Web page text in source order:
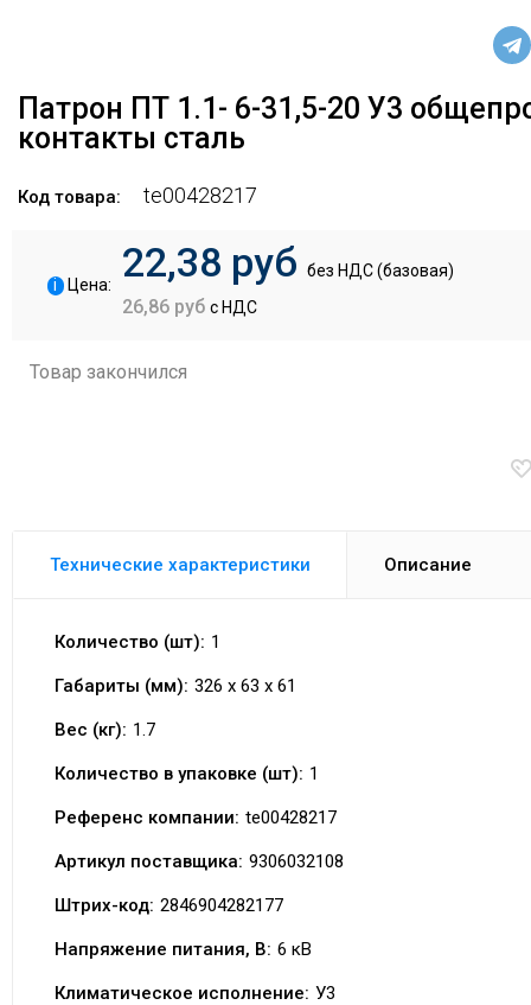
Патрон ПТ 1.1- 6-31,5-20 У3
контакты сталь
Код товара: te00428217
i Цена: 22,38 руб без НДС (базовая)
26,86 руб с НДС
Товар закончился
Технические характеристики Описание
Количество (шт): 1
Габариты (мм): 326 x 63 x 61
Вес (кг): 1.7
Количество в упаковке (шт): 1
Референс компании: te00428217
Артикул поставщика: 9306032108
Штрих-код: 2846904282177
Напряжение питания, В: 6 кВ
Климатическое исполнение: У3